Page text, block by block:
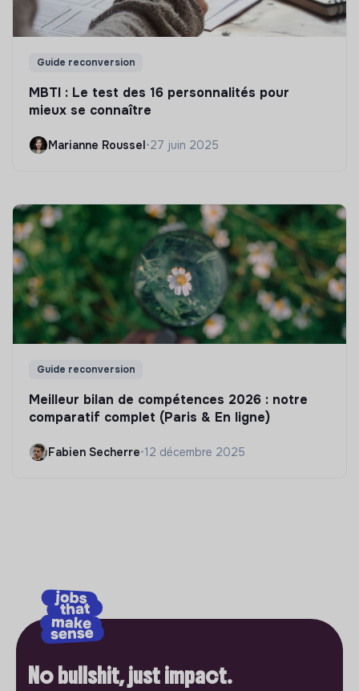
Guide reconversion
MBTI : Le test des 16 personnalités pour
mieux se connaître
Marianne Roussel•27 juin 2025
Guide reconversion
Meilleur bilan de compétences 2026 : notre
comparatif complet (Paris & En ligne)
Fabien Secherre•12 décembre 2025
No bullshit, just impact.